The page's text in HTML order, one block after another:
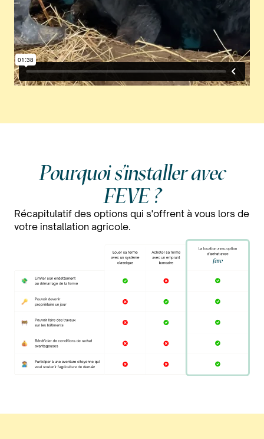
Pourquoi s'installer avec
FEVE ?
Récapitulatif des options qui s'offrent à vous lors de
votre installation agricole.